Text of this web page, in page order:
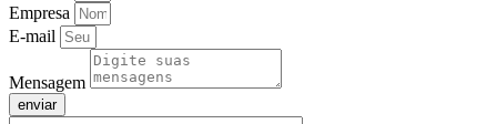
Empresa
E-mail
Mensagem
enviar